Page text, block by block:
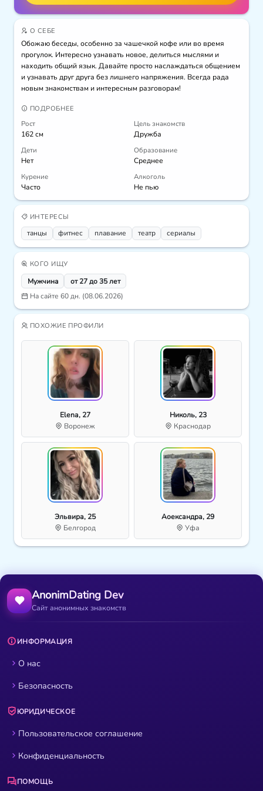
О СЕБЕ
Обожаю беседы, особенно за чашечкой кофе или во время
прогулок. Интересно узнавать новое, делиться мыслями и
находить общий язык. Давайте просто наслаждаться общением
и узнавать друг друга без лишнего напряжения. Всегда рада
новым знакомствам и интересным разговорам!
ПОДРОБНЕЕ
Рост
162 см
Цель знакомств
Дружба
Дети
Нет
Образование
Среднее
Курение
Часто
Алкоголь
Не пью
ИНТЕРЕСЫ
танцы фитнес плавание театр сериалы
КОГО ИЩУ
Мужчина
от 27 до 35 лет
На сайте 60 дн. (08.06.2026)
ПОХОЖИЕ ПРОФИЛИ
Elena, 27
Воронеж
Николь, 23
Краснодар
Эльвира, 25
Белгород
Аоександра, 29
Уфа
AnonimDating Dev
Сайт анонимных знакомств
ИНФОРМАЦИЯ
О нас
Безопасность
ЮРИДИЧЕСКОЕ
Пользовательское соглашение
Конфиденциальность
ПОМОЩЬ